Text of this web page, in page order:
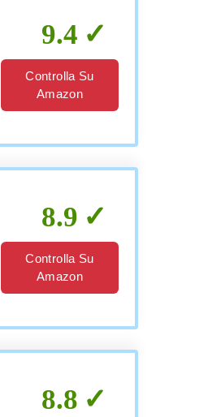
9.4
Controlla Su
Amazon
8.9
Controlla Su
Amazon
8.8